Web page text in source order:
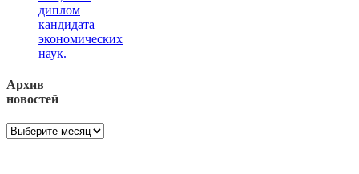
диплом
кандидата
экономических
наук.
Архив
новостей
Архив